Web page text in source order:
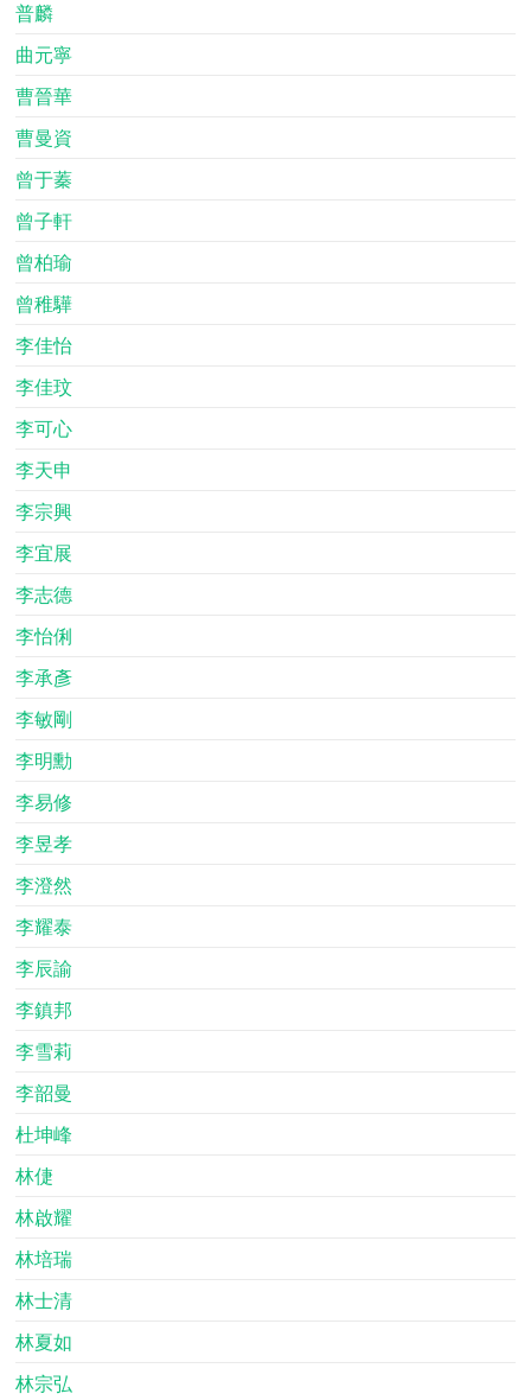
普麟
曲元寧
曹晉華
曹曼資
曾于蓁
曾子軒
曾柏瑜
曾稚驊
李佳怡
李佳玟
李可心
李天申
李宗興
李宜展
李志德
李怡俐
李承彥
李敏剛
李明勳
李易修
李昱孝
李澄然
李耀泰
李辰諭
李鎮邦
李雪莉
李韶曼
杜坤峰
林倢
林啟耀
林培瑞
林士清
林夏如
林宗弘